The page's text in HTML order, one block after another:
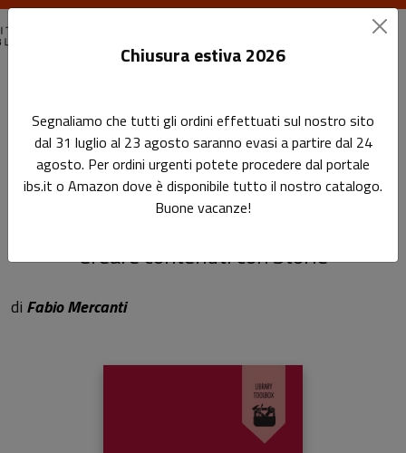
Come fare digital storytelling in biblioteca
Come fare digital
storytelling in biblioteca
Creare contenuti con Storie
di Fabio Mercanti
Chiusura estiva 2026
Segnaliamo che tutti gli ordini effettuati sul nostro sito
dal 31 luglio al 23 agosto saranno evasi a partire dal 24
agosto. Per ordini urgenti potete procedere dal portale
ibs.it o Amazon dove è disponibile tutto il nostro catalogo.
Buone vacanze!